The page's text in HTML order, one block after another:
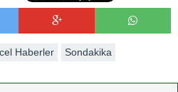
Haberler Sondakika